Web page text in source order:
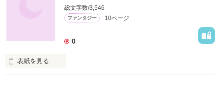
総文字数/3,546
ファンタジー 10ページ
0
表紙を見る